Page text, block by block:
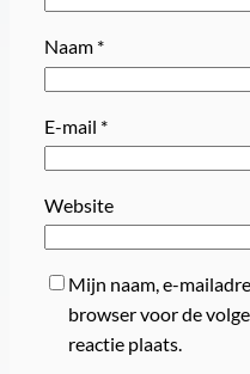
Naam *
E-mail *
Website
Mijn naam, e-
browser voor de
reactie plaats.